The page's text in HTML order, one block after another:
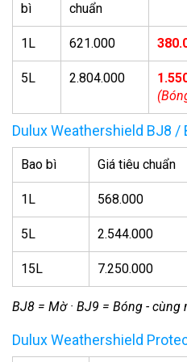
bì
chuẩn
1L 621.000
5L 2.804.000
Dulux Weathershield BJ8 /
Bao bì Giá tiêu chuẩn
1L 568.000
5L 2.544.000
15L 7.250.000
BJ8 = Mờ · BJ9 = Bóng - cùng
Dulux Weathershield